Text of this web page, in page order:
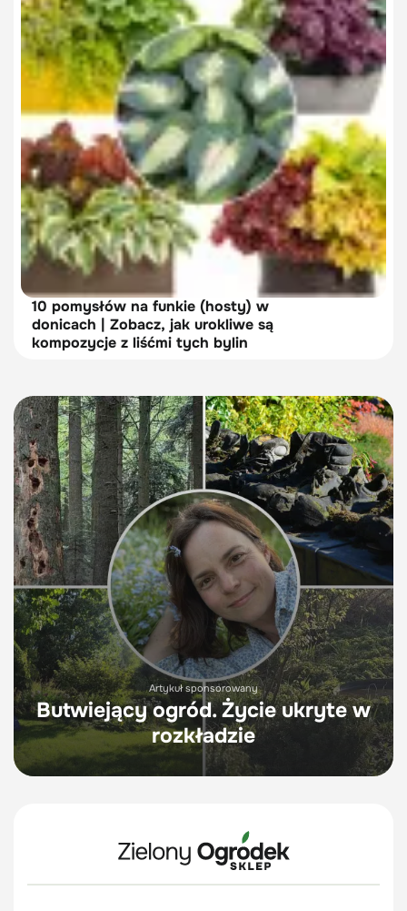
10 pomysłów na funkie (hosty) w
donicach | Zobacz, jak urokliwe są
kompozycje z liśćmi tych bylin
Artykuł sponsorowany
Butwiejący ogród. Życie ukryte w
rozkładzie